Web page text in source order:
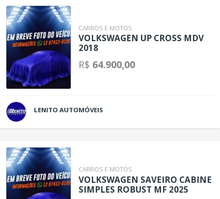
CARROS E MOTOS
VOLKSWAGEN UP CROSS MDV
2018
R$ 64.900,00
LENITO AUTOMÓVEIS
CARROS E MOTOS
VOLKSWAGEN SAVEIRO CABINE
SIMPLES ROBUST MF 2025